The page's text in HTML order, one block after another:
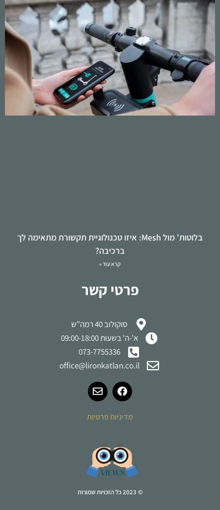
בלוטות' מול Mesh: איזו טכנולוגיית תקשורת מתאימה לך
ברכיבה?
קרא עוד »
פרטי קשר
סוקולוב 40 רמה"ש
א'-ה' בשעות 09:00-18:00
073-7755336
office@lironkatlan.co.il
מדיניות פרטיות
© 2023 כל הזכויות שמורות